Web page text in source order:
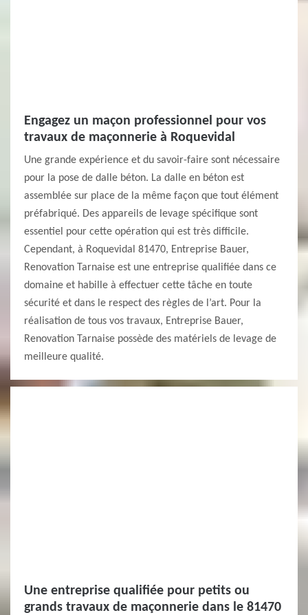
Engagez un maçon professionnel pour vos
travaux de maçonnerie à Roquevidal
Une grande expérience et du savoir-faire sont nécessaire
pour la pose de dalle béton. La dalle en béton est
assemblée sur place de la même façon que tout élément
préfabriqué. Des appareils de levage spécifique sont
essentiel pour cette opération qui est très difficile.
Cependant, à Roquevidal 81470, Entreprise Bauer,
Renovation Tarnaise est une entreprise qualifiée dans ce
domaine et habille à effectuer cette tâche en toute
sécurité et dans le respect des règles de l’art. Pour la
réalisation de tous vos travaux, Entreprise Bauer,
Renovation Tarnaise possède des matériels de levage de
meilleure qualité.
Une entreprise qualifiée pour petits ou
grands travaux de maçonnerie dans le 81470